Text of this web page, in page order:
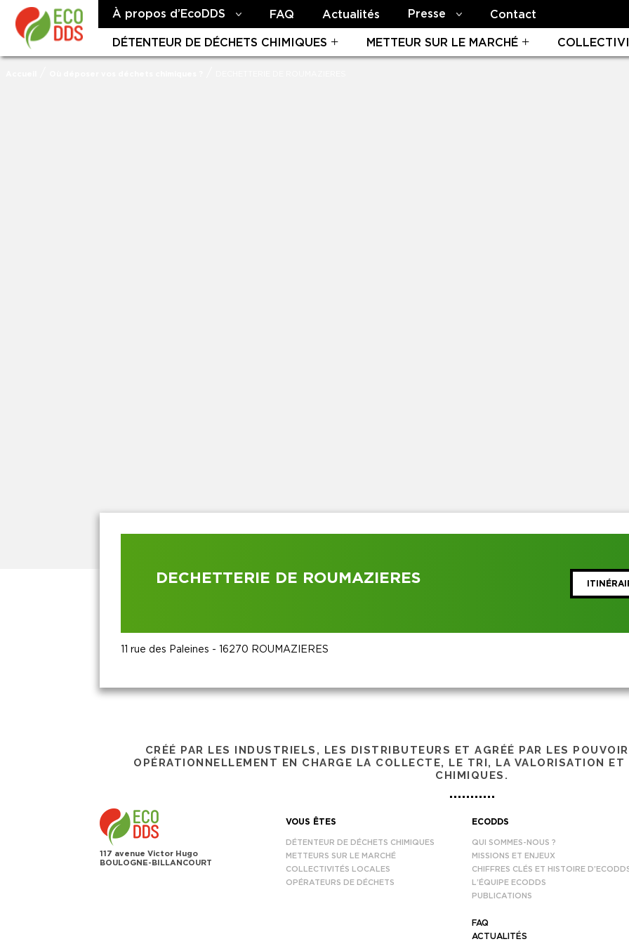
À propos d’EcoDDS FAQ Actualités Presse Contact
DÉTENTEUR DE DÉCHETS CHIMIQUES METTEUR SUR LE MARCHÉ
DECHETTERIE DE ROUMAZIERES
11 rue des Paleines - 16270 ROUMAZIERES
CRÉÉ PAR LES INDUSTRIELS, LES DISTRIBUTEURS ET AGRÉÉ PAR LES
OPÉRATIONNELLEMENT EN CHARGE LA COLLECTE, LE TRI, LA VALORISATION ET
CHIMIQUES.
117 avenue Victor Hugo
BOULOGNE-BILLANCOURT
VOUS ÊTES
DÉTENTEUR DE DÉCHETS CHIMIQUES
METTEURS SUR LE MARCHÉ
COLLECTIVITÉS LOCALES
OPÉRATEURS DE DÉCHETS
ECODDS
QUI SOMMES-NOUS ?
MISSIONS ET ENJEUX
CHIFFRES CLÉS ET HISTOIRE
L’ÉQUIPE ECODDS
PUBLICATIONS
FAQ
ACTUALITÉS